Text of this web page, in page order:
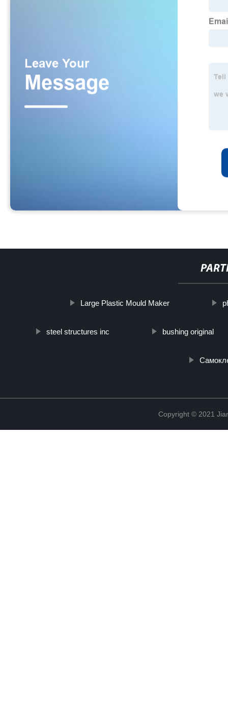
Large Plastic Mould Maker
steel structures inc bushing original
Copyright © 2021